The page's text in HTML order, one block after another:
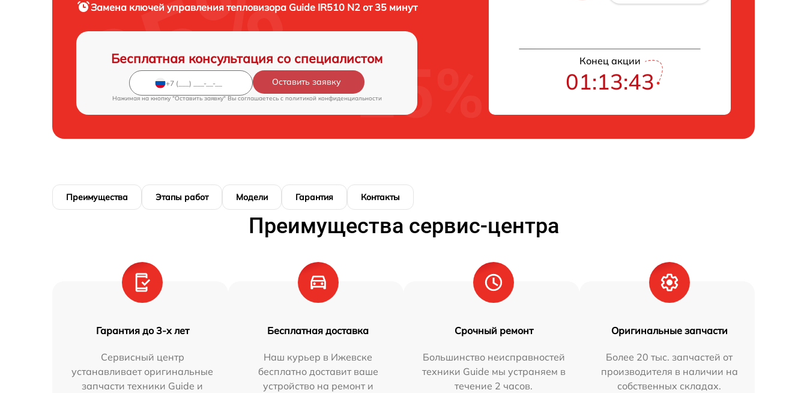
Замена ключей управления тепловизора Guide IR510 N2 от 35 минут
Бесплатная консультация со специалистом
Оставить заявку
Нажимая на кнопку "Оставить заявку" Вы соглашаетесь c политикой конфиденциальности
Конец акции
01:13:42
Преимущества Этапы работ Модели Гарантия Контакты
Преимущества сервис-центра
Гарантия до 3-х лет
Сервисный центр
устанавливает оригинальные
запчасти техники Guide и
Бесплатная доставка
Наш курьер в Ижевске
бесплатно доставит ваше
устройство на ремонт и
Срочный ремонт
Большинство неисправностей
техники Guide мы устраняем в
течение 2 часов.
Оригинальные запчасти
Более 20 тыс. запчастей от
производителя в наличии на
собственных складах.